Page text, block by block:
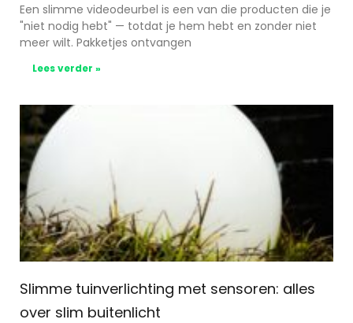
Een slimme videodeurbel is een van die producten die je
"niet nodig hebt" — totdat je hem hebt en zonder niet
meer wilt. Pakketjes ontvangen
Lees verder »
Slimme tuinverlichting met sensoren: alles
over slim buitenlicht